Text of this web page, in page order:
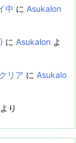
中 に Asukalon
に Asukalon よ
リア に Asukalo
より